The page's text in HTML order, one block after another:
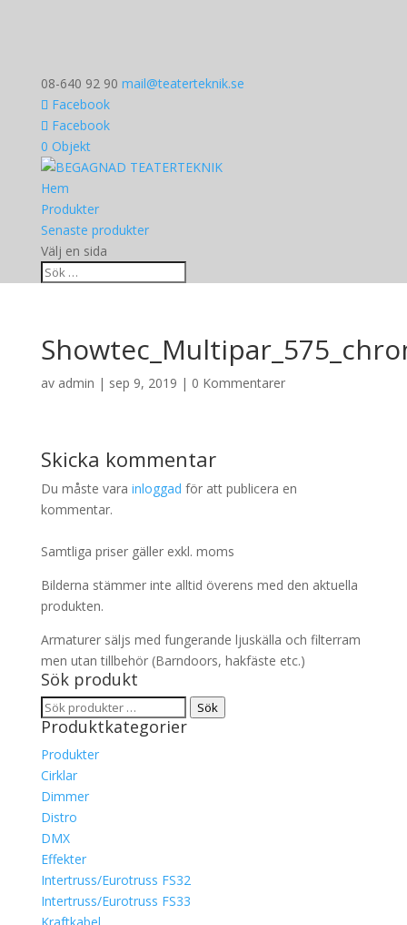
08-640 92 90 mail@teaterteknik.se
Facebook
Facebook
0 Objekt
Hem
Produkter
Senaste produkter
Välj en sida
av admin | sep 9, 2019 | 0 Kommentarer
Skicka kommentar
Du måste vara inloggad för att publicera en
kommentar.
Samtliga priser gäller exkl. moms
Bilderna stämmer inte alltid överens med den aktuella
produkten.
Armaturer säljs med fungerande ljuskälla och filterram
men utan tillbehör (Barndoors, hakfäste etc.)
Sök produkt
Sök
efter:
Sök
Produktkategorier
Produkter
Cirklar
Dimmer
Distro
DMX
Effekter
Intertruss/Eurotruss FS32
Intertruss/Eurotruss FS33